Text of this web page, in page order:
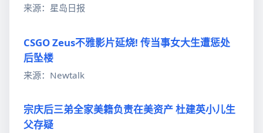
来源：星岛日报
CSGO Zeus不雅影片延烧! 传当事女大生遭惩处
后坠楼
来源：Newtalk
宗庆后三弟全家美籍负责在美资产 杜建英小儿生
父存疑